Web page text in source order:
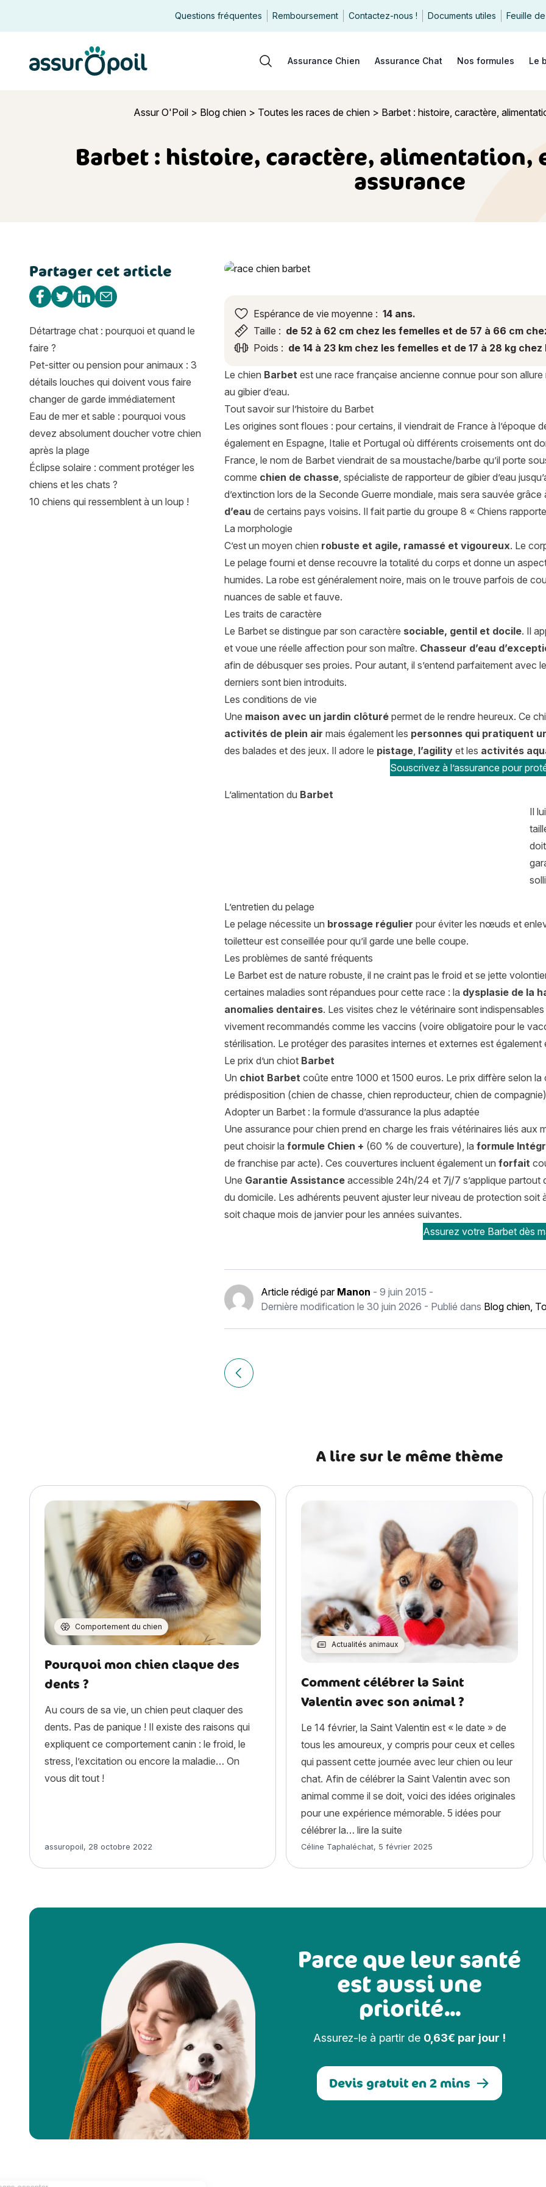
Questions fréquentes Remboursement Contactez-nous ! Documents utiles Feuille
Rechercher
Assurance Chien Assurance Chat Nos formules Le
Assur O'Poil> Blog chien> Toutes les races de chien> Barbet : histoire, caractère,
Barbet : histoire, caractère, alimentation,
assurance
Barbet : histoire, caractère, alimentation, entretien, santé et assurance
Espérance de vie moyenne : 14 ans.
Taille : de 52 à 62 cm chez les femelles et de 57 à 66 cm
Poids : de 14 à 23 km chez les femelles et de 17 à 28 kg chez
Le chien Barbet est une race française ancienne connue pour son
au gibier d’eau.
Tout savoir sur l’histoire du Barbet
Les origines sont floues : pour certains, il viendrait de France à l’époque
également en Espagne, Italie et Portugal où différents croisements ont
France, le nom de Barbet viendrait de sa moustache/barbe qu’il porte
comme chien de chasse, spécialiste de rapporteur de gibier d’eau
d’extinction lors de la Seconde Guerre mondiale, mais sera sauvée
d’eau de certains pays voisins. Il fait partie du groupe 8 « Chiens
La morphologie
C’est un moyen chien robuste et agile, ramassé et vigoureux. Le
Le pelage fourni et dense recouvre la totalité du corps et donne un
humides. La robe est généralement noire, mais on le trouve parfois de
nuances de sable et fauve.
Les traits de caractère
Le Barbet se distingue par son caractère sociable, gentil et docile. Il
et voue une réelle affection pour son maître. Chasseur d’eau
afin de débusquer ses proies. Pour autant, il s’entend parfaitement avec
derniers sont bien introduits.
Les conditions de vie
Une maison avec un jardin clôturé permet de le rendre heureux. Ce
activités de plein air mais également les personnes qui pratiquent
des balades et des jeux. Il adore le pistage, l’agility et les activités
Souscrivez à l’assurance pour
L’alimentation du Barbet
Il
L’entretien du pelage
Le pelage nécessite un brossage régulier pour éviter les nœuds et
toiletteur est conseillée pour qu’il garde une belle coupe.
Les problèmes de santé fréquents
Le Barbet est de nature robuste, il ne craint pas le froid et se jette
certaines maladies sont répandues pour cette race : la dysplasie de la
anomalies dentaires. Les visites chez le vétérinaire sont
vivement recommandés comme les vaccins (voire obligatoire pour le
stérilisation. Le protéger des parasites internes et externes est également
Le prix d’un chiot Barbet
Un chiot Barbet coûte entre 1000 et 1500 euros. Le prix diffère selon la
prédisposition (chien de chasse, chien reproducteur, chien de
Adopter un Barbet : la formule d’assurance la plus adaptée
Une assurance pour chien prend en charge les frais vétérinaires liés aux
peut choisir la formule Chien + (60 % de couverture), la formule
de franchise par acte). Ces couvertures incluent également un forfait
Une Garantie Assistance accessible 24h/24 et 7j/7 s’applique partout
du domicile. Les adhérents peuvent ajuster leur niveau de protection soit
soit chaque mois de janvier pour les années suivantes.
Assurez votre Barbet dès
Article rédigé par Manon - 9 juin 2015 -
Dernière modification le 30 juin 2026 - Publié dans Blog chien,
Navigation
de
Article précédent Azawakh : histoire, caractère, alimentation, entretien,
Partager cet article
Partager sur Facebook
Partager sur Twitter
Partager sur Linkedin
Partager par e-mail
Détartrage chat : pourquoi et quand le
faire ?
Pet-sitter ou pension pour animaux : 3
détails louches qui doivent vous faire
changer de garde immédiatement
Eau de mer et sable : pourquoi vous
devez absolument doucher votre chien
après la plage
Éclipse solaire : comment protéger les
chiens et les chats ?
10 chiens qui ressemblent à un loup !
A lire sur le même thème
Comportement du chien
Pourquoi mon chien claque des
dents ?
Au cours de sa vie, un chien peut claquer des
dents. Pas de panique ! Il existe des raisons qui
expliquent ce comportement canin : le froid, le
stress, l’excitation ou encore la maladie… On
vous dit tout !
Article rédigé par
assuropoil, 28 octobre 2022
Actualités animaux
Comment célébrer la Saint
Valentin avec son animal ?
Le 14 février, la Saint Valentin est « le date » de
tous les amoureux, y compris pour ceux et celles
qui passent cette journée avec leur chien ou leur
chat. Afin de célébrer la Saint Valentin avec son
animal comme il se doit, voici des idées originales
pour une expérience mémorable. 5 idées pour
célébrer la…lire la suite « Comment célébrer la Saint
Article rédigé par
Céline Taphaléchat, 5 février 2025
Parce que leur santé
est aussi une
priorité...
Assurez-le à partir de 0,63€ par jour !
Devis gratuit en 2 mins